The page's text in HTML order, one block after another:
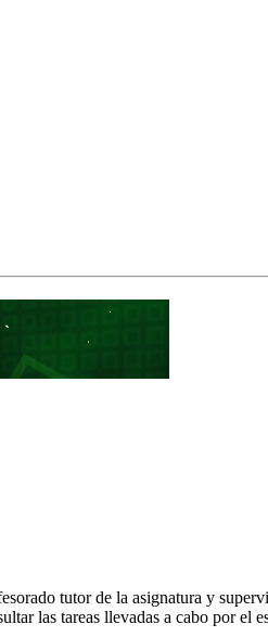
tutor de la asignatura y
las tareas llevadas a cabo por el